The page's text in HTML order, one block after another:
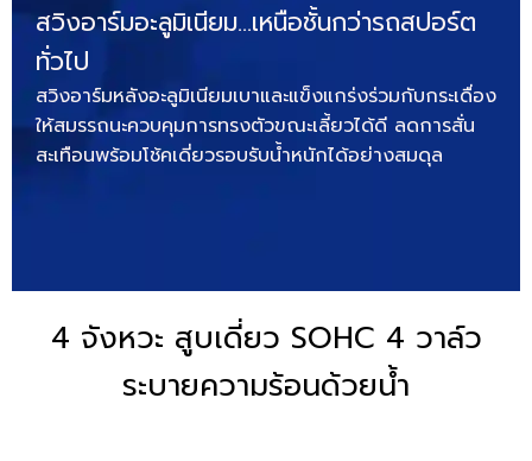
สวิงอาร์มอะลูมิเนียม…เหนือชั้นกว่ารถสปอร์ต
ทั่วไป
สวิงอาร์มหลังอะลูมิเนียมเบาและแข็งแกร่งร่วมกับกระเดื่อง
ให้สมรรถนะควบคุมการทรงตัวขณะเลี้ยวได้ดี ลดการสั่น
สะเทือนพร้อมโช้คเดี่ยวรอบรับน้ำหนักได้อย่างสมดุล
4 จังหวะ สูบเดี่ยว SOHC 4 วาล์ว
ระบายความร้อนด้วยน้ำ